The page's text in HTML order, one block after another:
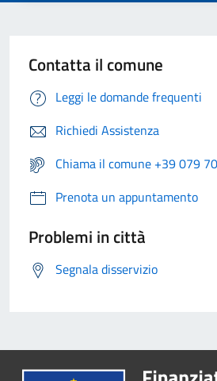
Contatta il comune
Leggi le domande frequenti
Richiedi Assistenza
Chiama il comune +39 079
Prenota un appuntamento
Problemi in città
Segnala disservizio